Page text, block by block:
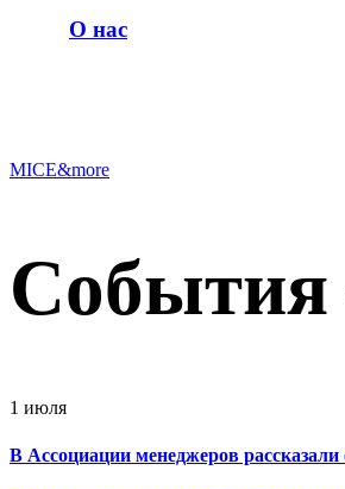
О нас
MICE&more
События
1 июля
В Ассоциации менеджеров